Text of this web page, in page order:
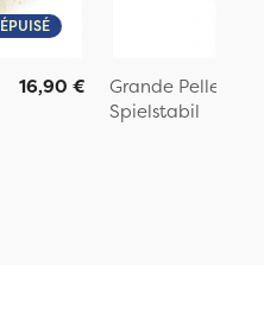
ÉPUISÉ
16,90 €
Grande Pelle de
Spielstabil